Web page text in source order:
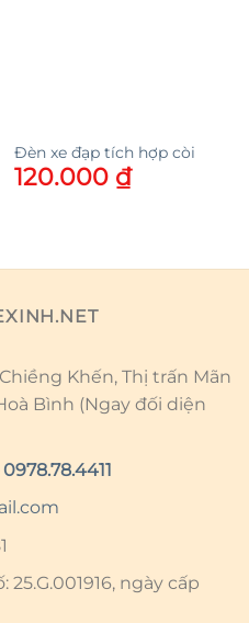
Đèn xe đạp tích hợp còi
120.000 ₫
Khến, Thị trấn Mãn
Bình (Ngay đối diện
0978.78.4411
ngày cấp